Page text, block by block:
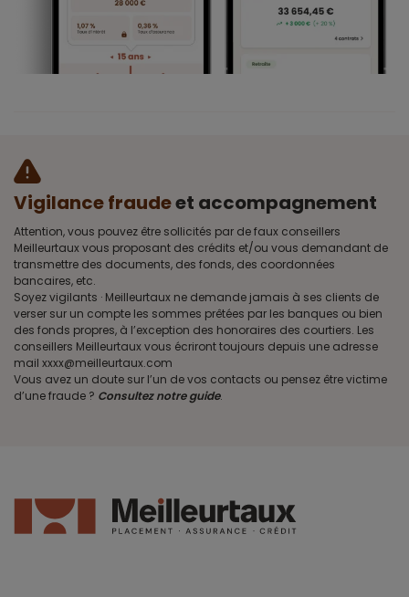
Vigilance fraudeet accompagnement
Attention, vous pouvez être sollicités par de faux conseillers
Meilleurtaux vous proposant des crédits et/ou vous demandant de
transmettre des documents, des fonds, des coordonnées
bancaires, etc.
Soyez vigilants · Meilleurtaux ne demande jamais à ses clients de
verser sur un compte les sommes prêtées par les banques ou bien
des fonds propres, à l’exception des honoraires des courtiers. Les
conseillers Meilleurtaux vous écriront toujours depuis une adresse
mail xxxx@meilleurtaux.com
Vous avez un doute sur l’un de vos contacts ou pensez être victime
d’une fraude ? Consultez notre guide.